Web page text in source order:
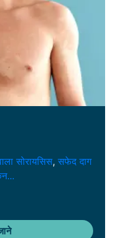
सोरायसिस, सफेद दाग